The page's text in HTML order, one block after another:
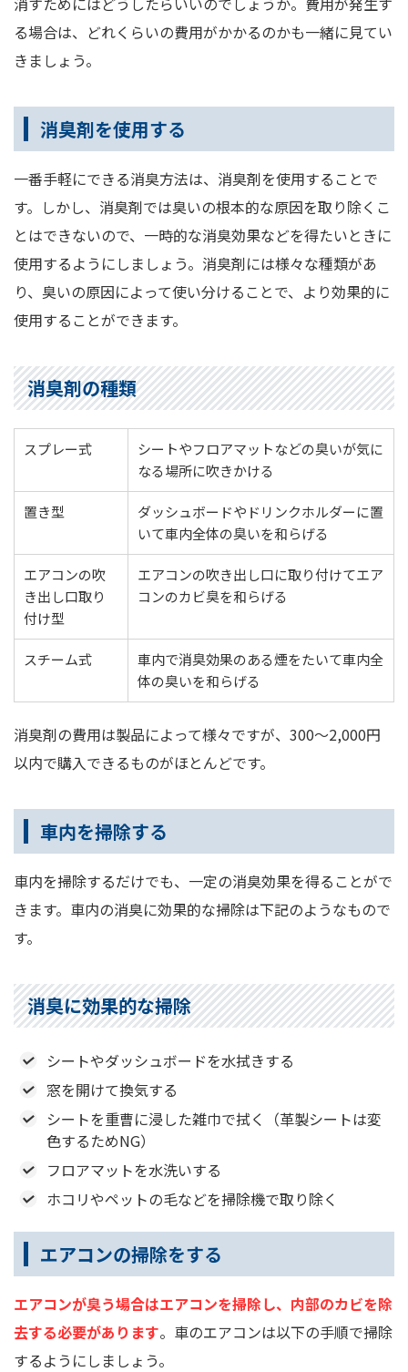
る場合は、どれくらいの費用がかかるのかも一緒に見てい
きましょう。
消臭剤を使用する
一番手軽にできる消臭方法は、消臭剤を使用することで
す。しかし、消臭剤では臭いの根本的な原因を取り除くこ
とはできないので、一時的な消臭効果などを得たいときに
使用するようにしましょう。消臭剤には様々な種類があ
り、臭いの原因によって使い分けることで、より効果的に
使用することができます。
消臭剤の種類
スプレー式
シートやフロアマットなどの臭いが気に
なる場所に吹きかける
置き型
ダッシュボードやドリンクホルダーに置
いて車内全体の臭いを和らげる
エアコンの吹
き出し口取り
付け型
エアコンの吹き出し口に取り付けてエア
コンのカビ臭を和らげる
スチーム式
車内で消臭効果のある煙をたいて車内全
体の臭いを和らげる
消臭剤の費用は製品によって様々ですが、300～2,000円
以内で購入できるものがほとんどです。
車内を掃除する
車内を掃除するだけでも、一定の消臭効果を得ることがで
きます。車内の消臭に効果的な掃除は下記のようなもので
す。
消臭に効果的な掃除
シートやダッシュボードを水拭きする
窓を開けて換気する
シートを重曹に浸した雑巾で拭く（革製シートは変
色するためNG）
フロアマットを水洗いする
ホコリやペットの毛などを掃除機で取り除く
エアコンの掃除をする
エアコンが臭う場合はエアコンを掃除し、内部のカビを除
去する必要があります。車のエアコンは以下の手順で掃除
するようにしましょう。